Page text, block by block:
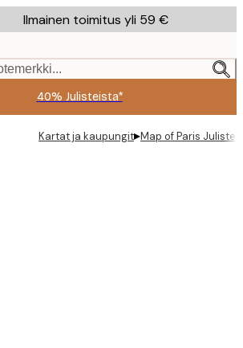
Ilmainen toimitus yli 59 €
40% Julisteista*
Kartat ja kaupungit▸Map of Paris Juliste